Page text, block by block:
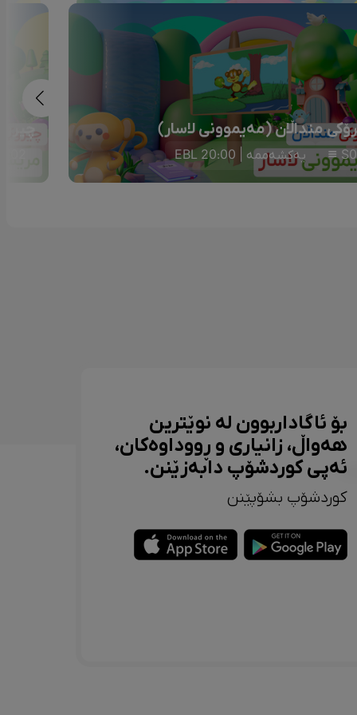
منداڵان (مەیموونی لاسار)
یەکشەممە | 20:00 EBL
بۆ ئاگاداربوون لە نوێترین
هەواڵ، زانیاری و ڕووداوەکان،
ئەپی کوردشۆپ دابەزێنن.
کوردشۆپ بشۆپێنن